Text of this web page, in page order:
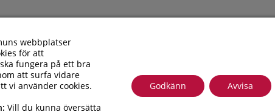
webbplatser
för att
fungera på ett bra
att surfa vidare
vi använder cookies.
Vill du kunna översätta
Godkänn Avvisa
| Besöksadress: Allfargatan 26 | Postadress: Torsås kommun,